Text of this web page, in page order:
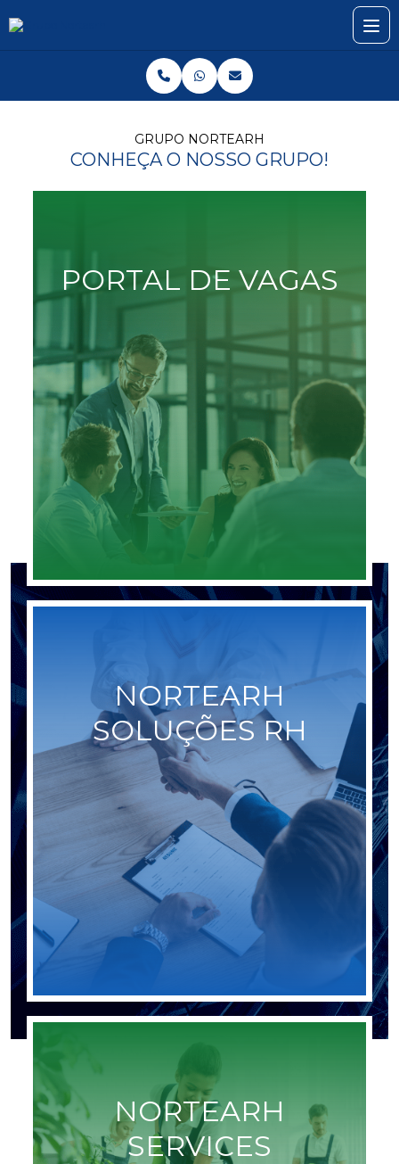
GRUPO NORTEARH
CONHEÇA O NOSSO GRUPO!
PORTAL DE VAGAS
Saiba mais
NORTEARH
SOLUÇÕES RH
Saiba mais
NORTEARH
SERVICES